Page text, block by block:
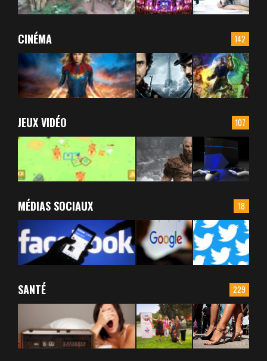
142
CINÉMA
107
JEUX VIDÉO
18
MÉDIAS SOCIAUX
229
SANTÉ